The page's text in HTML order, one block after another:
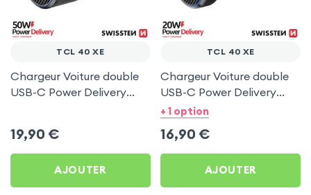
TCL 40 XE
Chargeur Voiture double
USB-C Power Delivery
19,90 €
AJOUTER
TCL 40 XE
Chargeur Voiture double
USB-C Power Delivery
20W - Swissten pour TCL
+ 1 option
16,90 €
AJOUTER